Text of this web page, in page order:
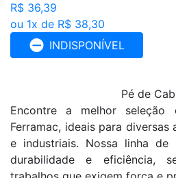
R$ 36,39
ou 1x de R$ 38,30
INDISPONÍVEL
Pé de
Encontre a melhor
Ferramac, ideais para
e industriais. Nossa linha
durabilidade e eficiência,